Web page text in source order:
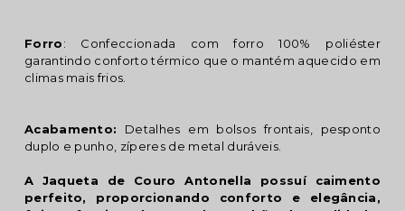
Forro: Confeccionada com forro 100% poliéster
garantindo conforto térmico que o mantém aquecido em
climas mais frios.
Acabamento: Detalhes em bolsos frontais, pesponto
duplo e punho, zíperes de metal duráveis.
A Jaqueta de Couro Antonella possuí caimento
perfeito, proporcionando conforto e elegância,